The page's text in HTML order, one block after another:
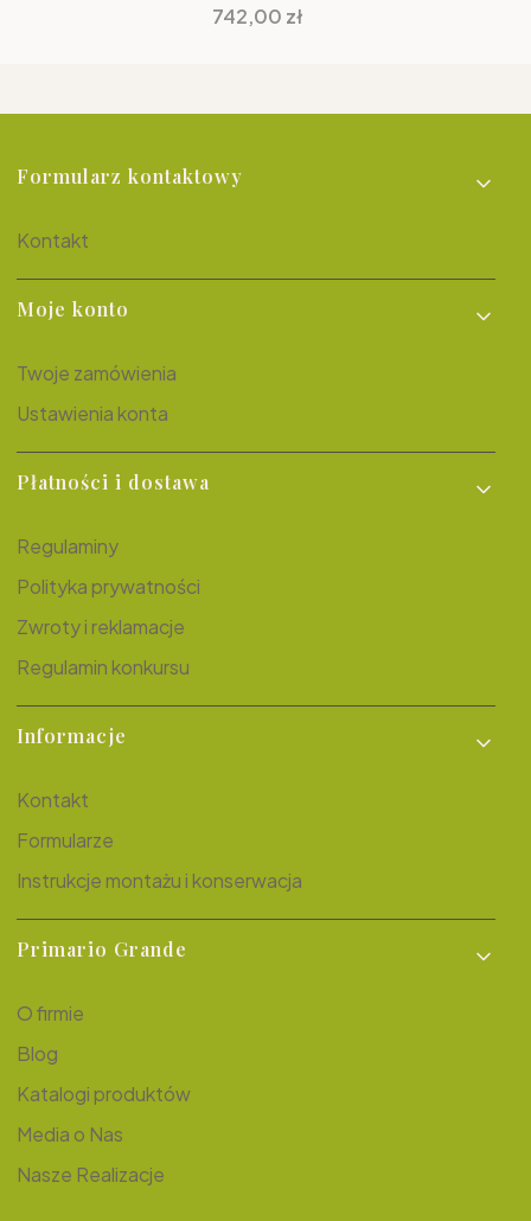
Cena
742,00 zł
Linki w stopce
Formularz kontaktowy
Kontakt
Moje konto
Twoje zamówienia
Ustawienia konta
Płatności i dostawa
Regulaminy
Polityka prywatności
Zwroty i reklamacje
Regulamin konkursu
Informacje
Kontakt
Formularze
Instrukcje montażu i konserwacja
Primario Grande
O firmie
Blog
Katalogi produktów
Media o Nas
Nasze Realizacje